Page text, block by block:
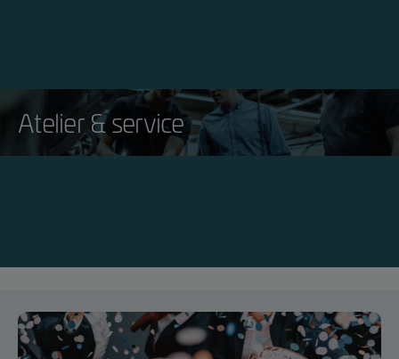
Atelier & service